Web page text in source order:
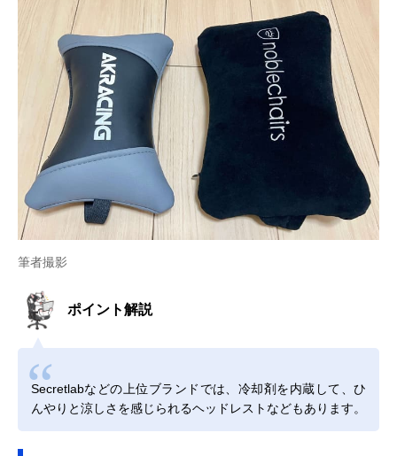
筆者撮影
ポイント解説
Secretlabなどの上位ブランドでは、冷却剤を内蔵して、ひ
んやりと涼しさを感じられるヘッドレストなどもあります。